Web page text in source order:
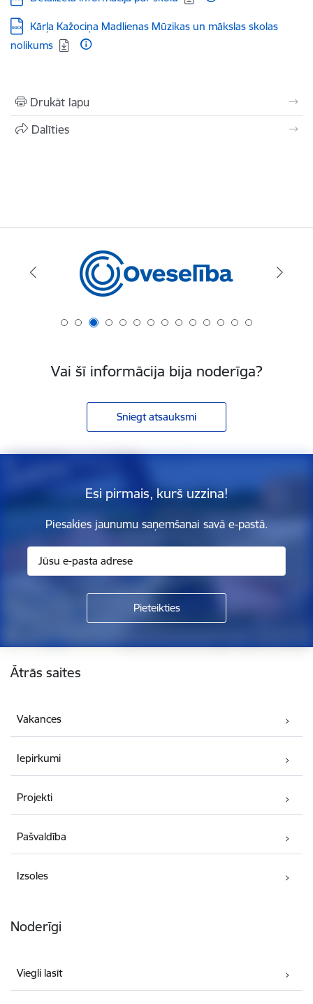
Lejupielādēt:
Kārļa Kažociņa Madlienas Mūzikas un mākslas skolas
nolikums
Drukāt lapu
Dalīties
Vai šī informācija bija noderīga?
Sniegt atsauksmi
Esi pirmais, kurš uzzina!
Piesakies jaunumu saņemšanai savā e-pastā.
Ātrās saites
Vakances
Iepirkumi
Projekti
Pašvaldība
Izsoles
Noderīgi
Viegli lasīt